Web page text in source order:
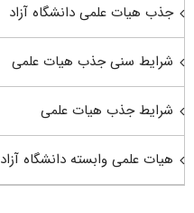
جذب هیات علمی دانشگاه آزاد
شرایط سنی جذب هیات علمی
شرایط جذب هیات علمی
هیات علمی وابسته دانشگاه آزاد